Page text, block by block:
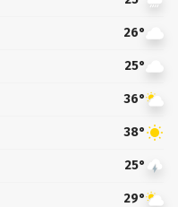
26°
25°
36°
38°
25°
29°